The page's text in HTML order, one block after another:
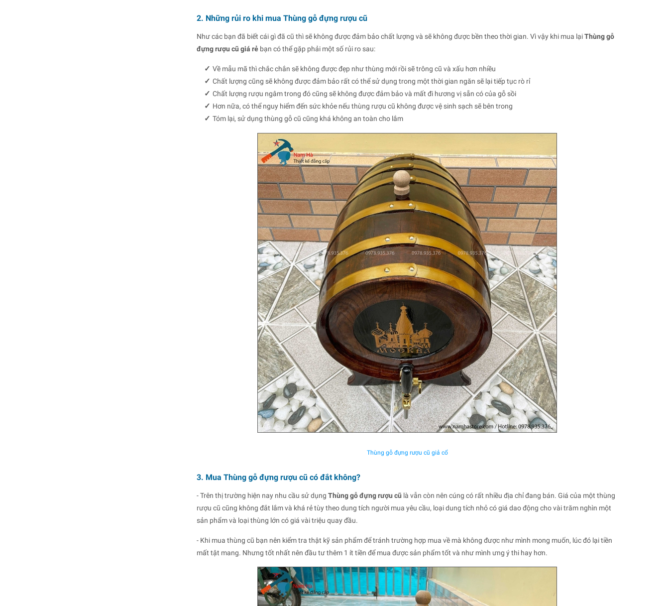
2. Những rủi ro khi mua Thùng gỗ đựng rượu cũ
Như các bạn đã biết cái gì đã cũ thì sẽ không được đảm bảo chất lượng và sẽ không được bền theo thời gian. Vì vậy khi mua lạiThùng gỗ
đựng rượu cũ giá rẻbạn có thể gặp phải một số rủi ro sau:
✓ Về mẫu mã thì chắc chắn sẽ không được đẹp như thùng mới rồi sẽ trông cũ và xấu hơn nhiều
✓ Chất lượng cũng sẽ không được đảm bảo rất có thể sử dụng trong một thời gian ngăn sẽ lại tiếp tục rò rỉ
✓ Chất lượng rượu ngâm trong đó cũng sẽ không được đảm bảo và mất đi hương vị sẵn có của gỗ sồi
✓ Hơn nữa, có thể nguy hiểm đến sức khỏe nếu thùng rượu cũ không được vệ sinh sạch sẽ bên trong
✓ Tóm lại, sử dụng thùng gỗ cũ cũng khá không an toàn cho lắm
Thùng gỗ đựng rượu cũ giả cổ
3. Mua Thùng gỗ đựng rượu cũ có đắt không?
- Trên thị trường hiện nay nhu cầu sử dụng Thùng gỗ đựng rượu cũ là vẫn còn nên cúng có rất nhiều địa chỉ đang bán. Giá của một thùng
rượu cũ cũng không đắt lắm và khá rẻ tùy theo dung tích người mua yêu cầu, loại dung tích nhỏ có giá dao động cho vài trăm nghìn một
sản phẩm và loại thùng lớn có giá vài triệu quay đầu.
- Khi mua thùng cũ bạn nên kiểm tra thật kỹ sản phẩm để tránh trường hợp mua về mà không được như mình mong muốn, lúc đó lại tiền
mất tật mang. Nhưng tốt nhất nên đầu tư thêm 1 ít tiền để mua được sản phẩm tốt và như mình ưng ý thi hay hơn.